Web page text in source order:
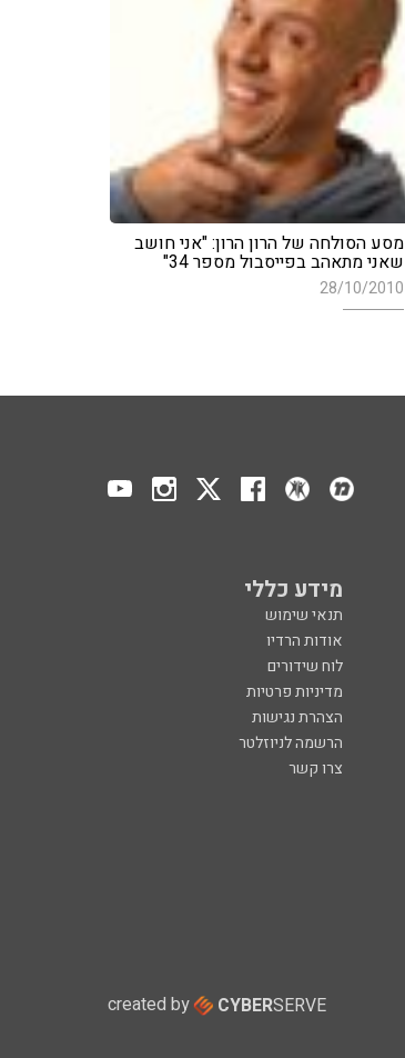
מסע הסולחה של הרון הרון: "אני חושב
שאני מתאהב בפייסבול מספר 34"
28/10/2010
מידע כללי
תנאי שימוש
אודות הרדיו
לוח שידורים
מדיניות פרטיות
הצהרת נגישות
הרשמה לניוזלטר
צרו קשר
created by CYBERSERVE